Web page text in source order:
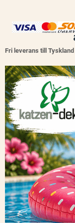
Fri leverans till Tyskland